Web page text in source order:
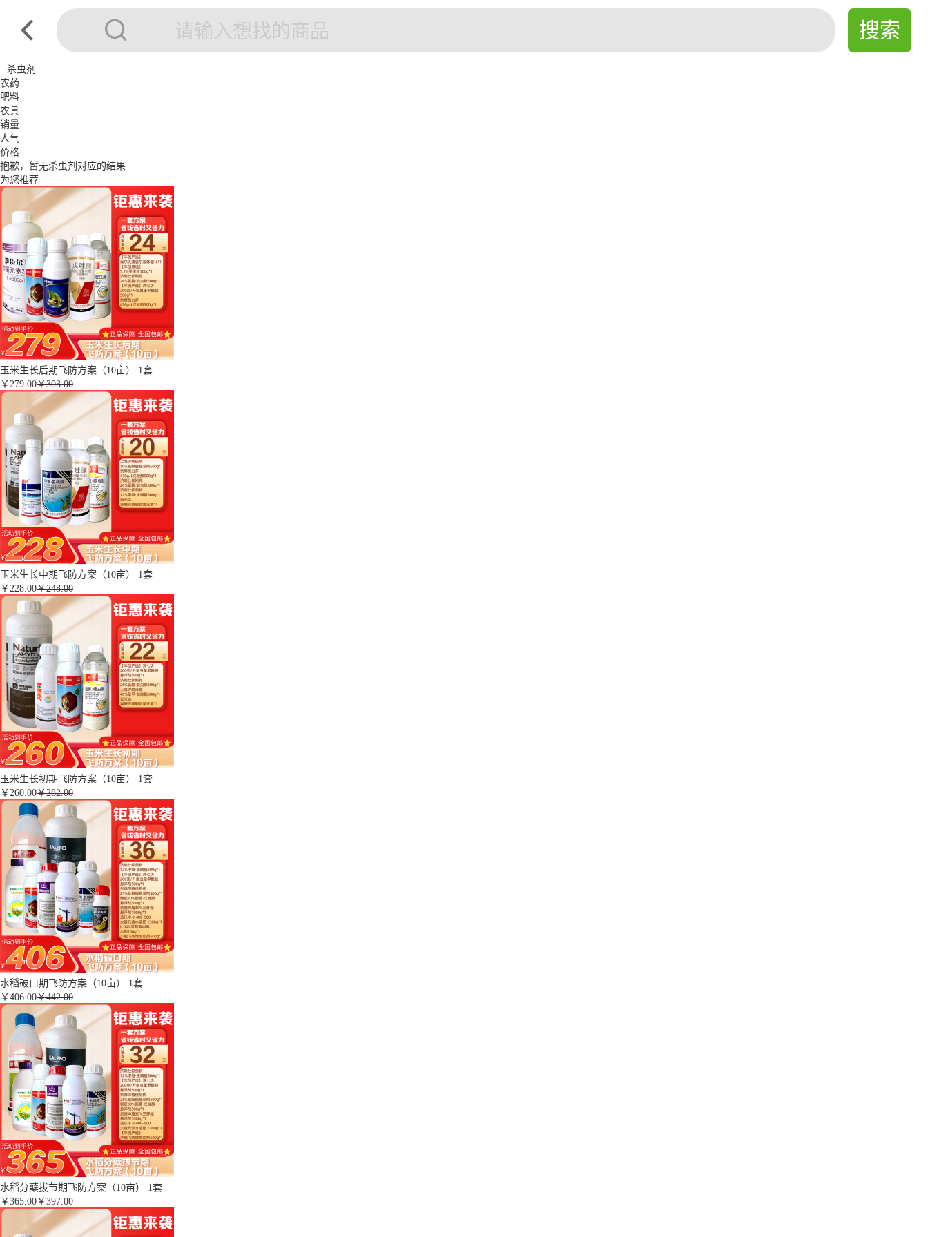
杀虫剂
农药
肥料
农具
销量
人气
价格
抱歉，暂无杀虫剂 对应的结果
为您推荐
玉米生长后期飞防方案（10亩） 1套
￥ 279.00￥303.00
玉米生长中期飞防方案（10亩） 1套
￥ 228.00￥248.00
玉米生长初期飞防方案（10亩） 1套
￥ 260.00￥282.00
水稻破口期飞防方案（10亩） 1套
￥ 406.00￥442.00
水稻分蘖拔节期飞防方案（10亩） 1套
￥ 365.00￥397.00